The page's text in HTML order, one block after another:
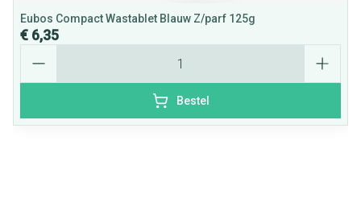
Eubos Compact Wastablet Blauw Z/parf 125g
€ 6,35
Bestel